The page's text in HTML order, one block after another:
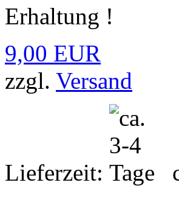
Erhaltung !
9,00 EUR
zzgl. Versand
Lieferzeit: